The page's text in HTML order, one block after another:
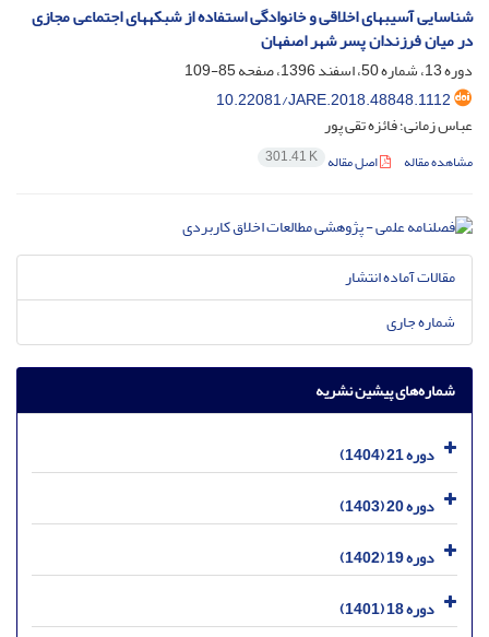
شناسایی آسیبهای اخلاقی و خانوادگی استفاده از شبکههای اجتماعی مجازی
در میان فرزندان پسر شهر اصفهان
دوره 13، شماره 50، اسفند 1396، صفحه
85-109
10.22081/JARE.2018.48848.1112
عباس زمانی؛ فائزه تقی پور
مشاهده مقاله اصل مقاله 301.41 K
مقالات آماده انتشار
شماره جاری
شماره‌های پیشین نشریه
دوره 21 (1404)
دوره 20 (1403)
دوره 19 (1402)
دوره 18 (1401)